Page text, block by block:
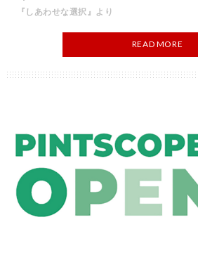
『しあわせな選択』より
READ MORE